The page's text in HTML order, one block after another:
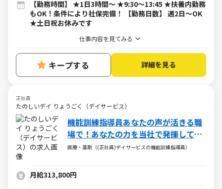
【勤務時間】 ★1日3時間～ ★9:30～13:45 ★扶養内勤務
もOK！条件により社保完備！ 【勤務日数】 週2日～OK
★土日祝お休みです
仕事内容を見てみる
キープする 詳細を見る
正社員
たのしいデイ りょうごく（デイサービス）
機能訓練指導員あなたの声が活きる職
場で！あなたの力を当社で発揮してみ
ませんか？？
医療・薬剤（(正社員)デイサービスの機能訓練指導員）
月給313,800円